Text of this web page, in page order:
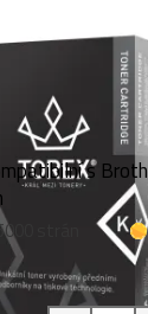
s
strán